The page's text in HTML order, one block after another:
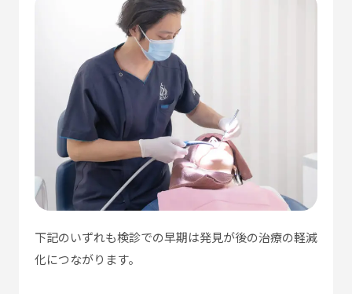
下記のいずれも検診での早期は発見が後の治療の軽減
化につながります。